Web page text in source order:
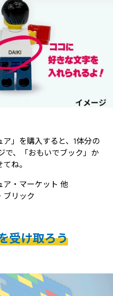
ア」を購入すると、1体分の
で、「おもいでブック」か
ね。
ア・マーケット 他
ブリック
受け取ろう